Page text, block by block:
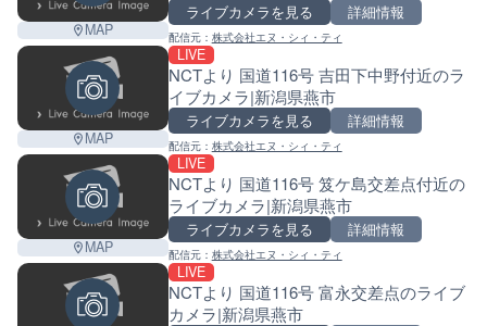
MAP
ライブカメラを見る 詳細情報
配信元： 株式会社エヌ・シィ・ティ
MAP
LIVE
NCTより 国道116号 吉田下中野付近のラ
イブカメラ|新潟県燕市
ライブカメラを見る 詳細情報
配信元： 株式会社エヌ・シィ・ティ
MAP
LIVE
NCTより 国道116号 笈ケ島交差点付近の
ライブカメラ|新潟県燕市
ライブカメラを見る 詳細情報
配信元： 株式会社エヌ・シィ・ティ
LIVE
NCTより 国道116号 富永交差点のライブ
カメラ|新潟県燕市